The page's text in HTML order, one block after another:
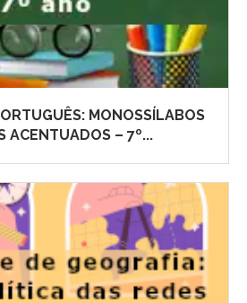
MONOSSÍLABOS
ACENTUADOS – 7º...